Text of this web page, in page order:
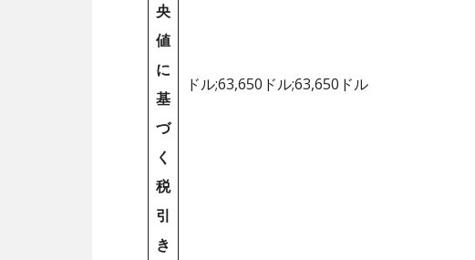
央
値
に
基
づ
く
税
引
き
ドル;63,650ドル;63,650ドル